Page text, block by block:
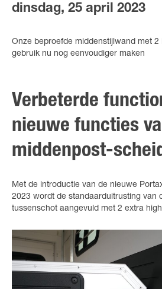
dinsdag, 25 april 2023
Onze beproefde middenstijlwand met 2
gebruik nu nog eenvoudiger maken
Verbeterde
nieuwe functies
middenpost-
Met de introductie van de nieuwe
2023 wordt de standaarduitrusting van
tussenschot aangevuld met 2 extra